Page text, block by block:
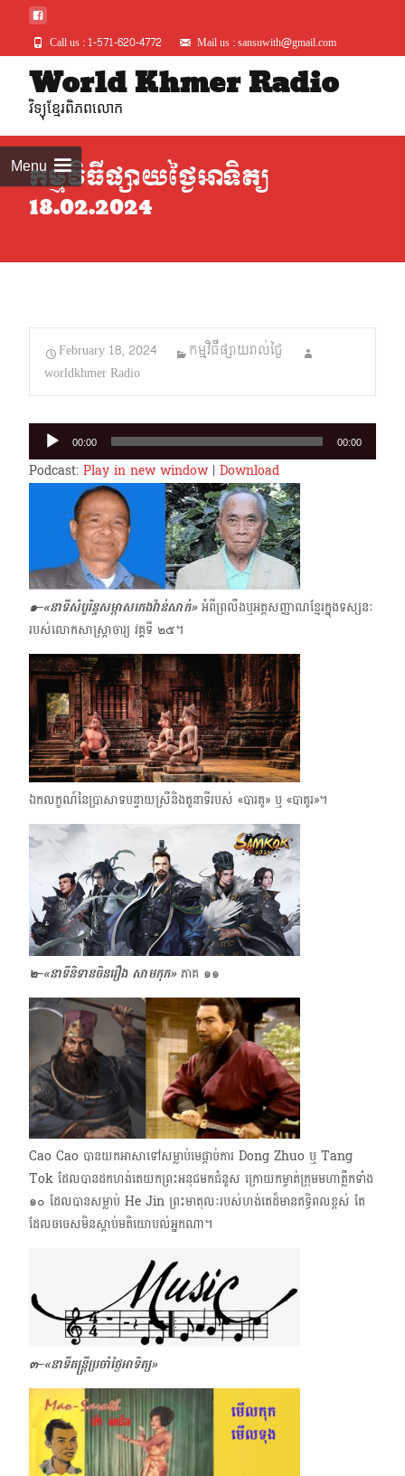
Call us : 1-571-620-4772 Mail us : sansuwith@gmail.com
World Khmer Radio
វិទ្យុខ្មែរពិភពលោក
Menuកម្មវិធីផ្សាយថ្ងៃអាទិត្យ
18.02.2024
February 18, 2024
កម្មវិធីផ្សាយរាល់ថ្ងៃ
worldkhmer Radio
Audio
Player
00:00 00:00
Podcast: Play in new window| Download
๑–«នាទីសំបូរិន្ទសម្ភាសកេងវ៉ាន់សាក់»អំពីព្រលឹង​ឬអត្តសញ្ញាណខ្មែរក្នុងទស្សនៈ
របស់លោកសាស្ត្រាចារ្យ វគ្គទី ๒๕។
ឯកលក្ខណ៍នៃប្រាសាទបន្ទាយស្រី​និងតួនាទីរបស់ «បារគូ» ​ឬ «បាគូរ»​។
๒–«នាទីនិទានចិនរឿង សាមកុក»ភាគ ๑๑
Cao Cao បានយកអាសាទៅសម្លាប់មេផ្ដាច់ការ Dong Zhuo ឬ Tang
Tok ដែលបានដកហង់តេ​យកព្រះអនុជមកជំនួស ក្រោយកម្ចាត់ក្រុម​មហាត្លឹកទាំង
๑๐​ ដែលបានសម្លាប់ He Jin​ ព្រះមាតុលៈរបស់ហង់តេដ៏មានឥទ្ធិពលខ្ពស់ តែ
ដែលចចេសមិនស្ដាប់មតិយោបល់អ្នកណា។
๓–«នាទីតន្ត្រីប្រចាំថ្ងៃអាទិត្យ»